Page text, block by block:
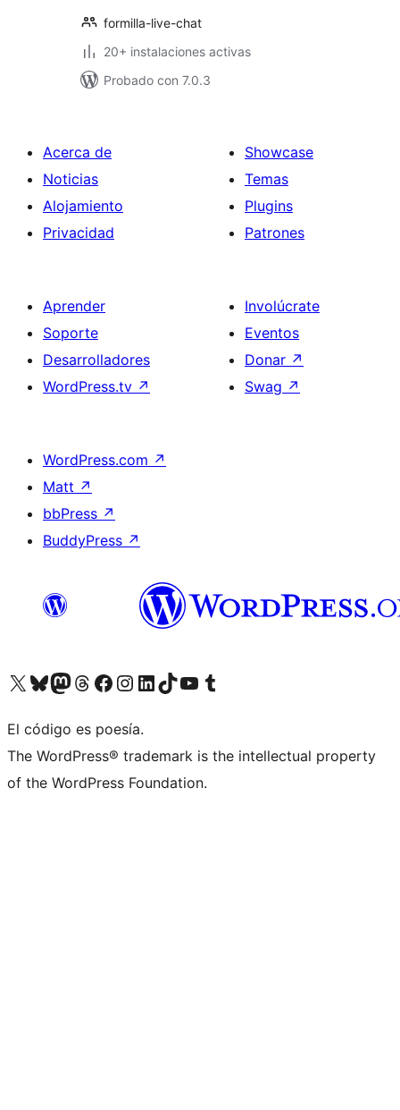
formilla-live-chat
20+ instalaciones activas
Probado con 7.0.3
Acerca de
Noticias
Alojamiento
Privacidad
Showcase
Temas
Plugins
Patrones
Aprender
Soporte
Desarrolladores
WordPress.tv ↗
Involúcrate
Eventos
Donar ↗
Swag ↗
WordPress.com ↗
Matt ↗
bbPress ↗
BuddyPress ↗
Visita nuestra cuenta de X (anteriormente Twitter)
Visita nuestra cuenta de Bluesky
Visita nuestra cuenta de Mastodon
Visita nuestra cuenta de Threads
Visita nuestra página de Facebook
Visita nuestra cuenta de Instagram
Visita nuestra cuenta de LinkedIn
Visita nuestra cuenta de TikTok
Visita nuestro canal de YouTube
Visita nuestra cuenta de Tumblr
El código es poesía.
The WordPress® trademark is the intellectual property
of the WordPress Foundation.